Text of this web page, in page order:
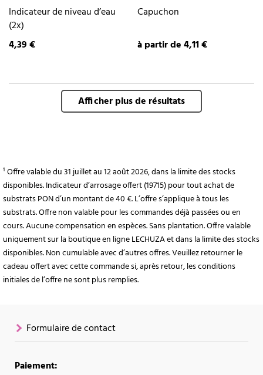
Indicateur de niveau d’eau
(2x)
4,39 €
Capuchon
à partir de 4,11 €
Afficher plus de résultats
¹ Offre valable du 31 juillet au 12 août 2026, dans la limite des stocks
disponibles. Indicateur d’arrosage offert (19715) pour tout achat de
substrats PON d’un montant de 40 €. L’offre s’applique à tous les
substrats. Offre non valable pour les commandes déjà passées ou en
cours. Aucune compensation en espèces. Sans plantation. Offre valable
uniquement sur la boutique en ligne LECHUZA et dans la limite des stocks
disponibles. Non cumulable avec d’autres offres. Veuillez retourner le
cadeau offert avec cette commande si, après retour, les conditions
initiales de l’offre ne sont plus remplies.
Formulaire de contact
Paiement: